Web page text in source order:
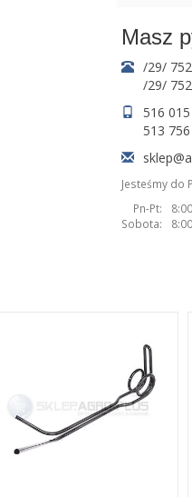
Masz
/29/
/29/
516 015
513
Jesteśmy do
Pn-Pt:
Sobota: